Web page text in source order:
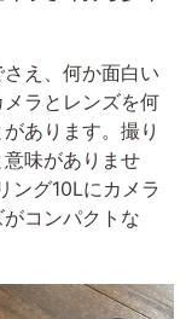
え、何か面白い
ラとレンズを何
あります。撮り
味がありませ
ング10Lにカメラ
コンパクトな